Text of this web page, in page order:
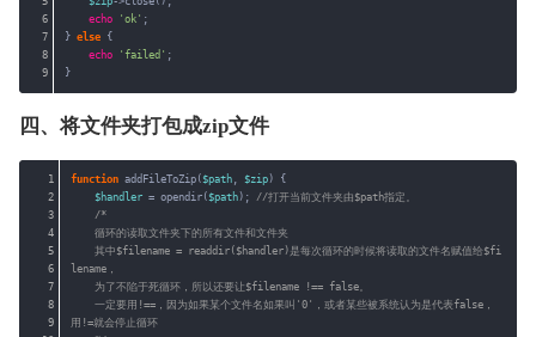
6
7
8
9
echo
'ok' ;
} else {
echo
'failed' ;
}
四、将文件夹打包成zip文件
1
2
3
4
5
6
7
8
9
function addFileToZip($path , $zip) {
$handler = opendir($path); //打开当前文件夹由$path指定。
/*
循环的读取文件夹下的所有文件和文件夹
其中$filename = readdir($handler)是每次循环的时候将读取的文件名赋值给$fi
lename，
为了不陷于死循环，所以还要让$filename !== false。
一定要用!==，因为如果某个文件名如果叫'0'，或者某些被系统认为是代表false，
用!=就会停止循环